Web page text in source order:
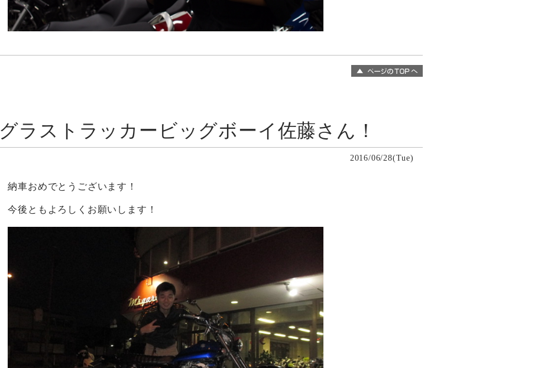
グラストラッカービッグボーイ佐藤さん！
2016/06/28(Tue)
納車おめでとうございます！
今後ともよろしくお願いします！